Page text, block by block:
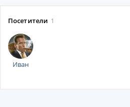
Посетители 1
Иван